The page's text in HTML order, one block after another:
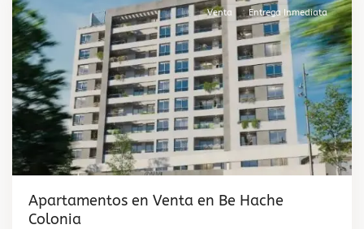
Venta Entrega Inmediata
Apartamentos en Venta en Be Hache
Colonia